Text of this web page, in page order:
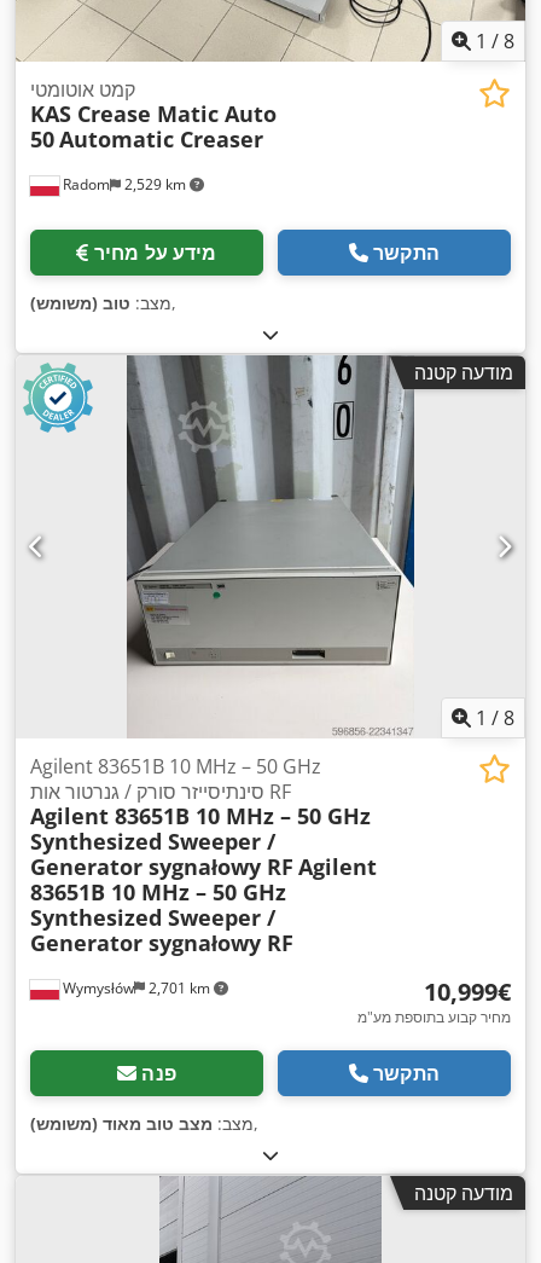
1 /8
Radom 2,529 km
קמט אוטומטי
KAS Crease Matic Auto
50Automatic Creaser
מידע על מחיר התקשר
מצב: טוב (משומש) ,
מודעה קטנה
1 /8
Wymysłów 2,701 km
Agilent 83651B 10 MHz – 50 GHz
סינתיסייזר סורק / גנרטור אות RF
Agilent 83651B 10 MHz – 50 GHz
Synthesized Sweeper /
Generator sygnałowy RF Agilent
83651B 10 MHz – 50 GHz
Synthesized Sweeper /
Generator sygnałowy RF
‏10,999 ‏€
מחיר קבוע בתוספת מע"מ
פנה התקשר
מצב: מצב טוב מאוד (משומש) ,
מודעה קטנה